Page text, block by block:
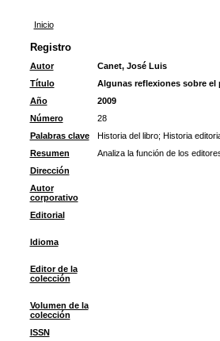
Inicio
Registro
Autor
Canet, José Luis
Título
Algunas reflexiones sobre
Año
2009
Número
28
Palabras clave
Historia del libro; Historia
Resumen
Analiza la función de los
Dirección
Autor
corporativo
Editorial
Idioma
Editor de la
colección
Volumen de la
colección
ISSN